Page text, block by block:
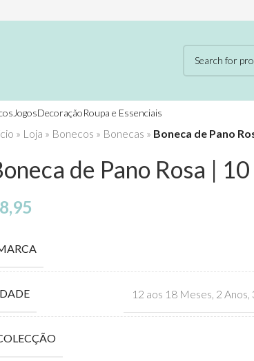
JogosDecoraçãoRoupa e Essenciais
» Loja » Bonecos » Bonecas » Boneca de Pano
de Pano Rosa |
12 aos 18 Meses 2 Anos